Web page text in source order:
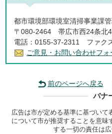
都市環境部環境室清掃事業課
〒080-2464 帯広市西24条北
電話：0155-37-2311 ファク
ご意見・お問い合わせフォ
前のページへ戻る
バナ
広告は市が定める基準に基づい
について市が推奨することを意味
する一切の責任は